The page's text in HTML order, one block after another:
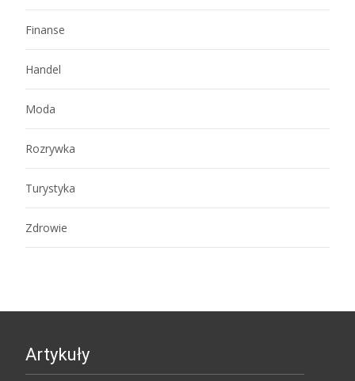
Finanse
Handel
Moda
Rozrywka
Turystyka
Zdrowie
Artykuły